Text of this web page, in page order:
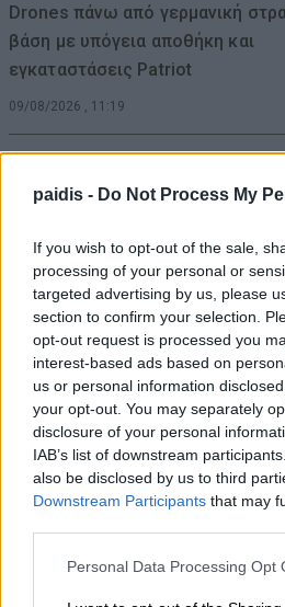
paidis - Do Not Process My
If you wish to opt-out of the sale,
processing of your personal or
targeted advertising by us, please
section to confirm your selection.
opt-out request is processed you
interest-based ads based on
us or personal information
your opt-out. You may separately
disclosure of your personal
IAB’s list of downstream
also be disclosed by us to third
Downstream Participants that may
Personal Data Processing Opt
Drones πάνω από γερμανική
βάση με υπόγεια αποθήκη και
εγκαταστάσεις Patriot
09/08/2026 , 11:19
κτηνοτρόφων ενημερώθηκε ο
09/08/2026 , 11:07
Δύο συλλήψεις σε Λάρισα και
για διατάραξη κοινής ησυχίας
09/08/2026 , 10:41
Λάμπρος Ζάρρας: Οι αγρότες
έργα, όχι επικοινωνιακούς
πανηγυρισμούς
09/08/2026 , 10:17